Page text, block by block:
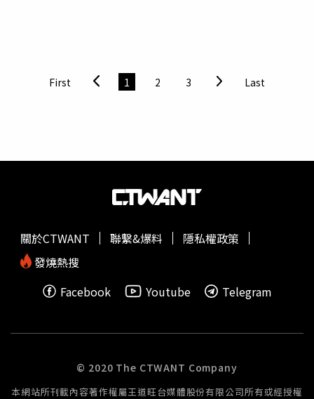
理」，最具代表性的湯底可說是放入花蓮七星潭漁港柴魚、
豐濱飛魚一夜干及上等昆布熬煮的七星潭昆布飛魚湯底，滋
讓風味更豐富，套餐價1,280元起；而受歡迎的自助餐廳
黃琦瑋主理，致力供應當季、在地食材，例如七星潭漁產、
小農栽種蔬菜，每日提供新鮮海鮮及冷食、現燙精選料理、
開放使用「悅心會Club Lounge」，可在海景空間中享有專
人接待、全天零食及咖啡茶飲。晚上可散步到四季庭，除了
「悅心會」會員忠誠計畫，規劃銀卡、金卡、白金卡三等
有Happy Hour時段，提供紅白酒、輕食小點、軟性飲料，
針對白金會員還能協助車位預留、餐廳訂位、規劃花蓮在地
遊程及海洋公園貴賓禮遇等專屬服務。
決，量子力學；水怪屍體，姥鯊又是你」、「姥鯊：我還要
死幾次才不會被人類認錯？」還有人開玩笑表示，照片裡的
實際上這是一條「沒有翅膀的鰩魚」，指出這條鰩魚的翅膀
才導致它死後被沖上海灘。
First 1 2 3 Last
關於CTWANT 聯繫&爆料
隱私權政策
發燒熱搜
Facebook
Youtube Telegram
© 2020 The CTWANT Company
本網站所刊載內容著作權屬王道旺台媒體股份有限公司所有或經授權